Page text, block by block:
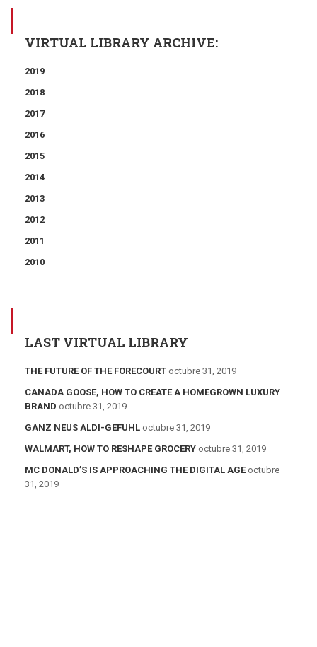
VIRTUAL LIBRARY ARCHIVE:
2019
2018
2017
2016
2015
2014
2013
2012
2011
2010
LAST VIRTUAL LIBRARY
THE FUTURE OF THE FORECOURT octubre 31, 2019
CANADA GOOSE, HOW TO CREATE A HOMEGROWN LUXURY
BRAND octubre 31, 2019
GANZ NEUS ALDI-GEFUHL octubre 31, 2019
WALMART, HOW TO RESHAPE GROCERY octubre 31, 2019
MC DONALD’S IS APPROACHING THE DIGITAL AGE octubre
31, 2019